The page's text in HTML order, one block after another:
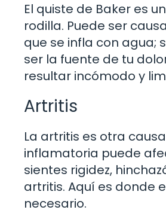
El quiste de Baker es
rodilla. Puede ser
que se infla con agua;
ser la fuente de tu
resultar incómodo y
Artritis
La artritis es otra
inflamatoria puede
sientes rigidez,
artritis. Aquí es donde
necesario.